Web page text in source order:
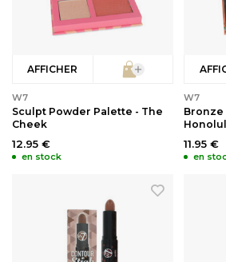
Soins bébé
Démaquillants
Épilation
Recourbe Cils
AutreAFFICHER
W7
Sculpt Powder Palette - The
Cheek
12.95 €
en stock
W7
Bronze
11.95 €
en